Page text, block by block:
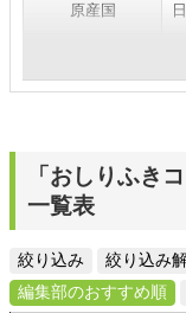
原産国
「おしりふき
一覧表
絞り込み
絞り込み
編集部のおすすめ順